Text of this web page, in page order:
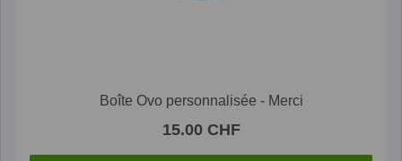
Boîte Ovo personnalisée - Merci
15.00 CHF